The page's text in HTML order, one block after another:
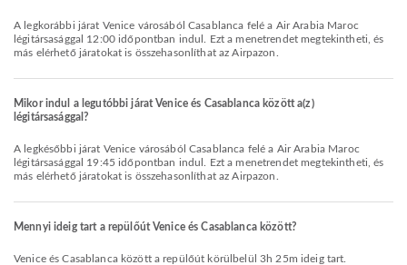
A legkorábbi járat Venice városából Casablanca felé a Air Arabia Maroc
légitársasággal 12:00 időpontban indul. Ezt a menetrendet megtekintheti, és
más elérhető járatokat is összehasonlíthat az Airpazon.
Mikor indul a legutóbbi járat Venice és Casablanca között a(z)
légitársasággal?
A legkésőbbi járat Venice városából Casablanca felé a Air Arabia Maroc
légitársasággal 19:45 időpontban indul. Ezt a menetrendet megtekintheti, és
más elérhető járatokat is összehasonlíthat az Airpazon.
Mennyi ideig tart a repülőút Venice és Casablanca között?
Venice és Casablanca között a repülőút körülbelül 3h 25m ideig tart.